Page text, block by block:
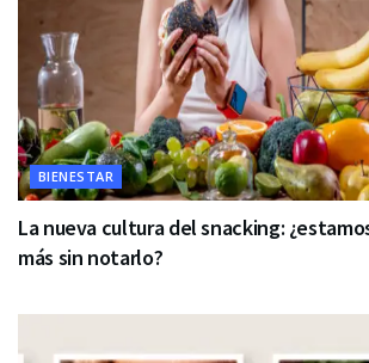
BIENESTAR
La nueva cultura del snacking:
más sin notarlo?